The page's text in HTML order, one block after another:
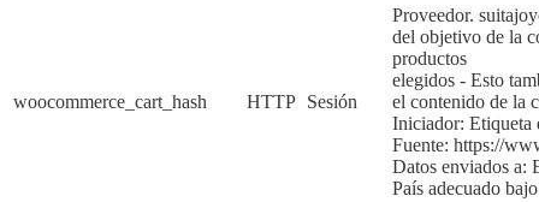
woocommerce_cart_hash HTTP Sesión
Proveedor.
del objetivo de la
productos
elegidos - Esto
el contenido de la
Iniciador: Etiqueta
Fuente: https://
Datos enviados a:
País adecuado